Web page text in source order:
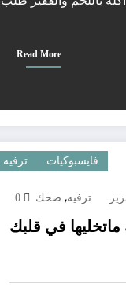
Read More
ترفيه فايسبوكيات
ترفيه, ضحك
في قلبك